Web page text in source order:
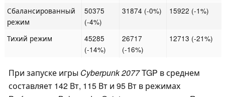
Сбалансированный
режим
50375
(-4%)
31874 (-0%) 15922 (-1%)
Тихий режим
45285
(-14%)
26717
(-16%)
12713 (-21%)
При запуске игры Cyberpunk 2077TGP в среднем
составляет 142 Вт, 115 Вт и 95 Вт в режимах